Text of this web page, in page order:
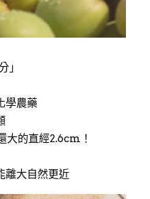
」
學農藥
大的直經2.6cm！
離大自然更近